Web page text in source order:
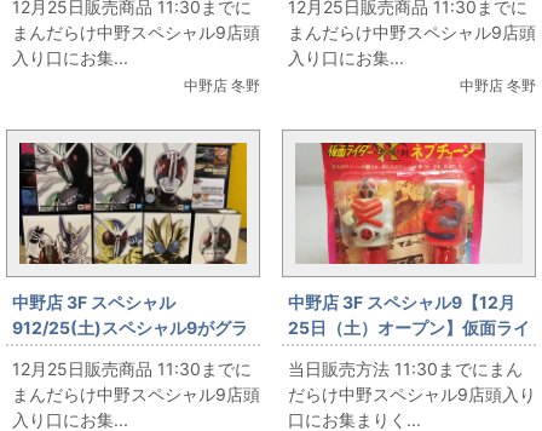
12月25日販売商品 11:30までに
まんだらけ中野スペシャル9店頭
入り口にお集...
中野店 冬野
12月25日販売商品 11:30までに
まんだらけ中野スペシャル9店頭
入り口にお集...
中野店 冬野
中野店 3F スペシャル
912/25(土)スペシャル9がグラ
ンドオープン‼ その1
12月25日販売商品 11:30までに
まんだらけ中野スペシャル9店頭
入り口にお集...
中野店 3F スペシャル9【12月
25日（土）オープン】仮面ライ
ダー専門店スペシャル９ ポピー
対決マシーン X対ネプチューン
当日販売方法 11:30までにまん
だらけ中野スペシャル9店頭入り
口にお集まりく...